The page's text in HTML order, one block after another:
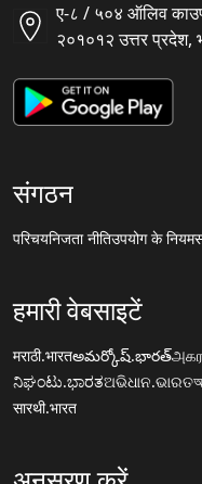
ए-८ / ५०४ ऑलिव
२०१०१२ उत्तर प्रदेश,
संगठन
परिचयनिजता नीतिउपयोग के नियम
हमारी वेबसाइटें
मराठी.भारतఅమర్కోష్.భారత్
ನಿಘಂಟು.ಭಾರತଅଭିଧାନ.ଭାରତ
सारथी.भारत